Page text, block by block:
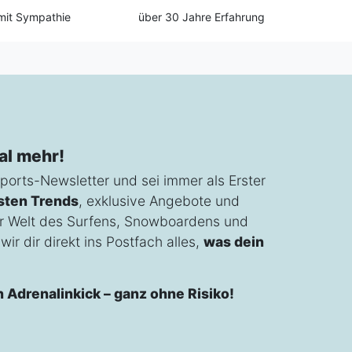
Sympathie über 30 Jahre Erfahrung
mehr!
Newsletter und sei immer als Erster
Trends, exklusive Angebote und
des Surfens, Snowboardens und
dir direkt ins Postfach alles, was dein
Adrenalinkick – ganz ohne Risiko!